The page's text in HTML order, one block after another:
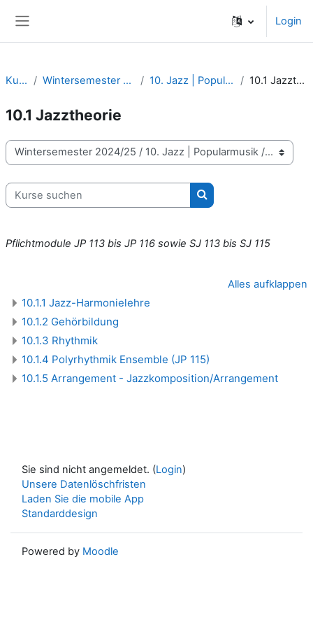
Login
Kurse Wintersemester 2024/25 10. Jazz | Popularmusik 10.1 Jazztheorie
10.1 Jazztheorie
Kursbereiche
Kurse suchen
Kurse suchen
Pflichtmodule JP 113 bis JP 116 sowie SJ 113 bis SJ 115
Alles aufklappen
10.1.1 Jazz-Harmonielehre
10.1.2 Gehörbildung
10.1.3 Rhythmik
10.1.4 Polyrhythmik Ensemble (JP 115)
10.1.5 Arrangement - Jazzkomposition/Arrangement
Sie sind nicht angemeldet. (Login)
Unsere Datenlöschfristen
Laden Sie die mobile App
Standarddesign
Powered by Moodle